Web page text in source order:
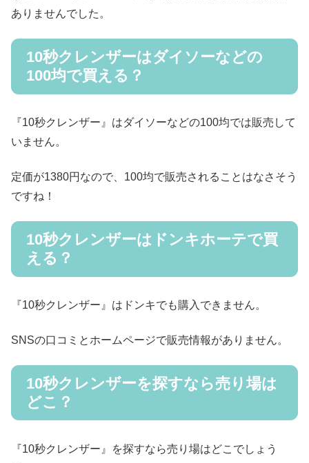
ありませんでした。
10秒クレンザーはダイソーなどの
100均で買える？
『10秒クレンザー』はダイソーなどの100均では販売して
いません。
定価が1380円なので、100均で販売されることはなさそう
ですね！
10秒クレンザーはドンキホーテで買
える？
『10秒クレンザー』はドンキでも購入できません。
SNSの口コミとホームページで販売情報がありません。
10秒クレンザーを探すなら売り場は
どこ？
『10秒クレンザー』を探すなら売り場はどこでしょう